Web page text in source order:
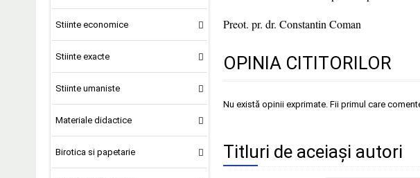
Stiinte economice
Stiinte exacte
Stiinte umaniste
Materiale didactice
Birotica si papetarie
Preot. pr. dr. Constantin Coman
OPINIA CITITORILOR
Nu există opinii exprimate. Fii primul care
Titluri de aceiași autori